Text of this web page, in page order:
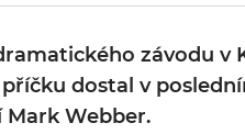
závodu v
dostal v
Webber.